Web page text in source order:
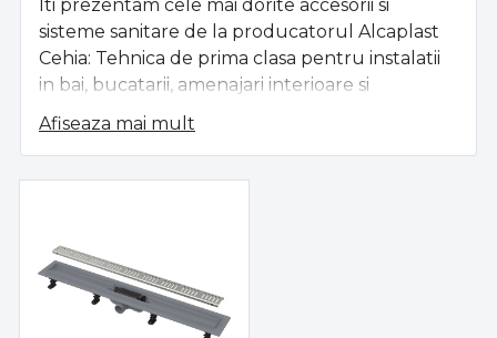
Iti prezentam cele mai dorite accesorii si
sisteme sanitare de la producatorul Alcaplast
Cehia: Tehnica de prima clasa pentru instalatii
in bai, bucatarii, amenajari interioare si
exterioare. Calitate Premium, Garantie de
Producator de pana la 25 Ani.
Rezervoare ingropate si aparente, Clapete
WC, Rigole pentru dus, Rigole exterioare,
Canale scurgere, Colectari pluviale, etc.
Afiseaza mai mult